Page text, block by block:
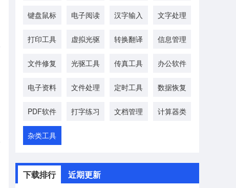
键盘鼠标 电子阅读 汉字输入 文字处理
打印工具 虚拟光驱 转换翻译 信息管理
文件修复 光驱工具 传真工具 办公软件
电子资料 文件处理 定时工具 数据恢复
PDF软件 打字练习 文档管理 计算器类
杂类工具
下载排行 近期更新